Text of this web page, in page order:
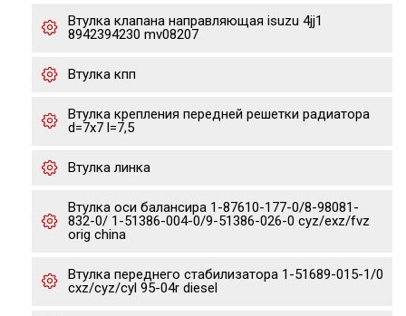
Втулка клапана направляющая isuzu 4jj1
8942394230 mv08207
Втулка кпп
Втулка крепления передней решетки радиатора
d=7x7 l=7,5
Втулка линка
Втулка оси балансира 1-87610-177-0/8-98081-
832-0/ 1-51386-004-0/9-51386-026-0 cyz/exz/fvz
orig china
Втулка переднего стабилизатора 1-51689-015-1/0
cxz/cyz/cyl 95-04r diesel